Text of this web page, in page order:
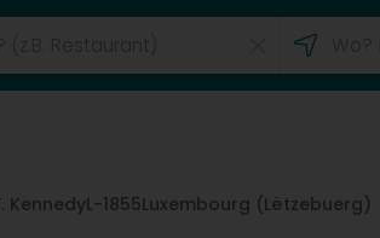
KennedyL-1855Luxembourg (Lëtzebuerg)